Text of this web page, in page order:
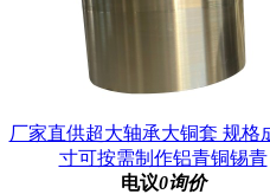
厂家直供超大轴承大铜套 规格
寸可按需制作铝青铜锡青
电议0询价